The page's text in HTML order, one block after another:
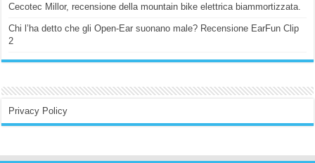
Cecotec Millor, recensione della mountain bike elettrica biammortizzata.
Chi l’ha detto che gli Open-Ear suonano male? Recensione EarFun Clip
2
Privacy Policy